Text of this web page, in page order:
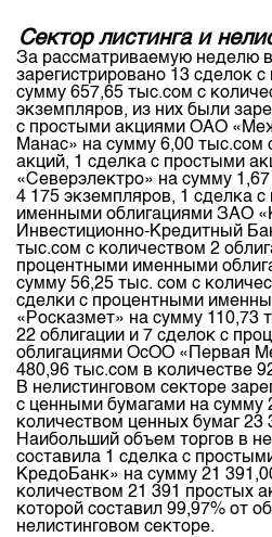
Результаты аукционов по
Сектор листинга и
За рассматриваемую неделю в
зарегистрировано 13 сделок
сумму 657,65 тыс.сом с
экземпляров, из них были
с простыми акциями ОАО
Манас» на сумму 6,00 тыс.сом
акций, 1 сделка с простыми
«Северэлектро» на сумму
4 175 экземпляров, 1 сделка
именными облигациями ЗАО
Инвестиционно-Кредитный
тыс.сом с количеством 2
процентными именными
сумму 56,25 тыс. сом с
сделки с процентными
«Росказмет» на сумму 110,73
22 облигации и 7 сделок с
облигациями ОсОО «Первая
480,96 тыс.сом в количестве
В нелистинговом секторе
с ценными бумагами на сумму
количеством ценных бумаг 23
Наибольший объем торгов в
составила 1 сделка с
КредоБанк» на сумму 21
количеством 21 391 простых
которой составил 99,97% от
нелистинговом секторе.